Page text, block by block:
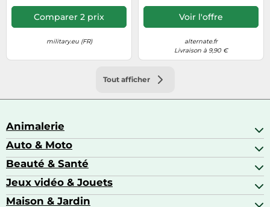
Pour les Aliments, les
Pique-Nique et les
Comparer 2 prix
military.eu (FR)
Voir l'offre
alternate.fr
Livraison à 9,90 €
Tout afficher
Animalerie
Abris pour animaux sauvages
Aquariophilie
Colliers GPS
Matériel orthopédique pour animaux
Auto & Moto
Accessoires auto
Attelage & portage
Autoradios
Beauté & Santé
Alimentation bébé
Amour & contraception
Jeux vidéo & Jouets
Accessoires de gaming
Maison & Jardin